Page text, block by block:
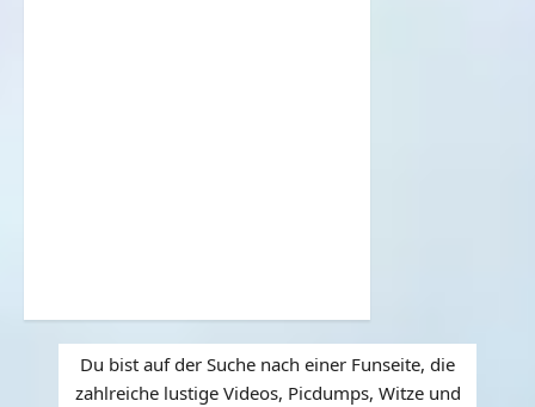
Du bist auf der Suche nach einer Funseite, die
zahlreiche lustige Videos, Picdumps, Witze und